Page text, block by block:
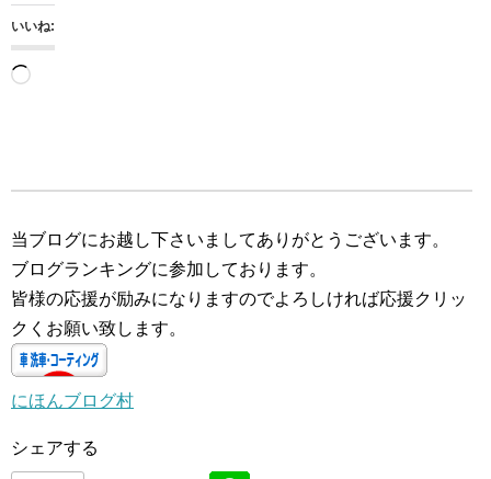
いいね:
読
中…
当ブログにお越し下さいましてありがとうございます。
ブログランキングに参加しております。
皆様の応援が励みになりますのでよろしければ応援クリッ
クくお願い致します。
にほんブログ村
シェアする